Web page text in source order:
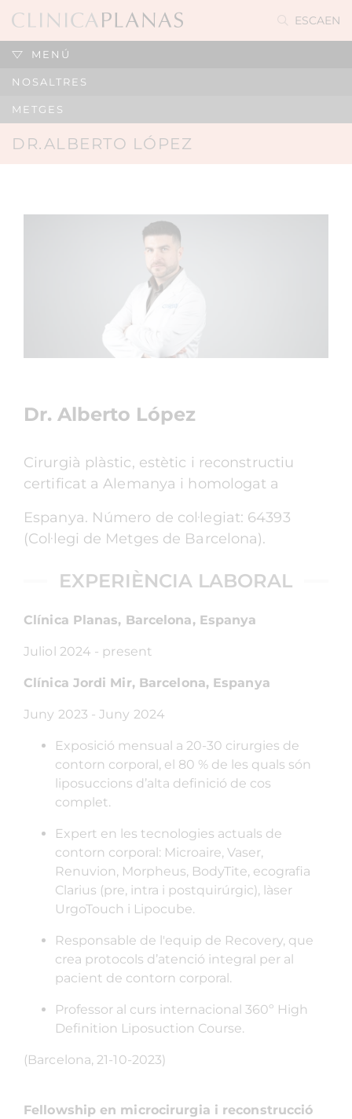
ESCAEN
MENÚ
NOSALTRES
METGES
DR.ALBERTO LÓPEZ
Dr. Alberto López
Cirurgià plàstic, estètic i reconstructiu
certificat a Alemanya i homologat a
Espanya. Número de col·legiat: 64393
(Col·legi de Metges de Barcelona).
EXPERIÈNCIA LABORAL
Clínica Planas, Barcelona, Espanya
Juliol 2024 - present
Clínica Jordi Mir, Barcelona, Espanya
Juny 2023 - Juny 2024
Exposició mensual a 20-30 cirurgies de
contorn corporal, el 80 % de les quals són
liposuccions d’alta definició de cos
complet.
Expert en les tecnologies actuals de
contorn corporal: Microaire, Vaser,
Renuvion, Morpheus, BodyTite, ecografia
Clarius (pre, intra i postquirúrgic), làser
UrgoTouch i Lipocube.
Responsable de l'equip de Recovery, que
crea protocols d’atenció integral per al
pacient de contorn corporal.
Professor al curs internacional 360º High
Definition Liposuction Course.
(Barcelona, 21-10-2023)
Fellowship en microcirurgia i reconstrucció